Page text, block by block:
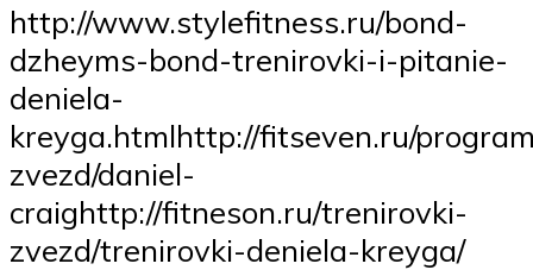
http://www.stylefitness.ru/bond-
dzheyms-bond-trenirovki-i-pitanie-
deniela-
kreyga.htmlhttp://fitseven.ru/
zvezd/daniel-
craighttp://fitneson.ru/trenirovki-
zvezd/trenirovki-deniela-kreyga/